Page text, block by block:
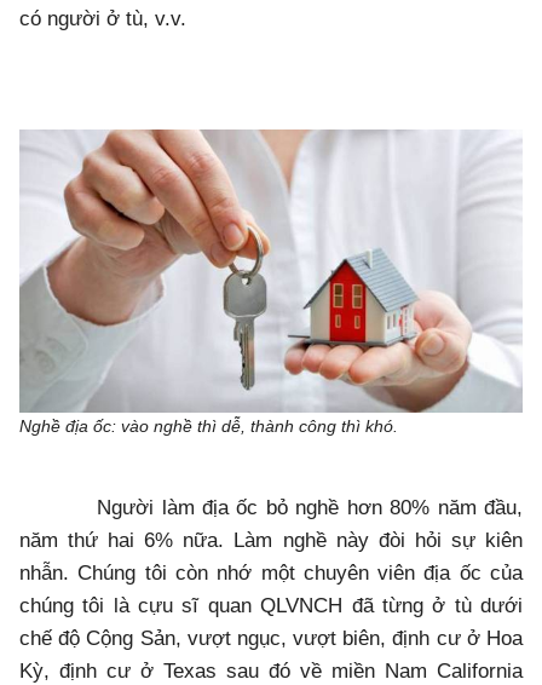
có người ở tù, v.v.
Nghề địa ốc: vào nghề thì dễ, thành công thì khó.
Người làm địa ốc bỏ nghề hơn 80% năm đầu,
năm thứ hai 6% nữa. Làm nghề này đòi hỏi sự kiên
nhẫn. Chúng tôi còn nhớ một chuyên viên địa ốc của
chúng tôi là cựu sĩ quan QLVNCH đã từng ở tù dưới
chế độ Cộng Sản, vượt ngục, vượt biên, định cư ở Hoa
Kỳ, định cư ở Texas sau đó về miền Nam California